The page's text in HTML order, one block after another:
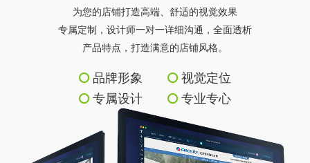
为您的店铺打造高端、舒适的视觉效果
专属定制，设计师一对一详细沟通，全面透析
产品特点，打造满意的店铺风格。
品牌形象
视觉定位
专属设计
专业专心